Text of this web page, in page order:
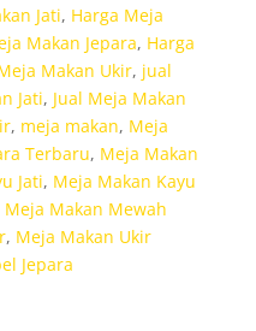
Jati, Harga Meja
Makan Jepara, Harga
Makan Ukir, jual
Jati, Jual Meja Makan
, meja makan, Meja
Terbaru, Meja Makan
Jati, Meja Makan Kayu
Meja Makan Mewah
, Meja Makan Ukir
Jepara